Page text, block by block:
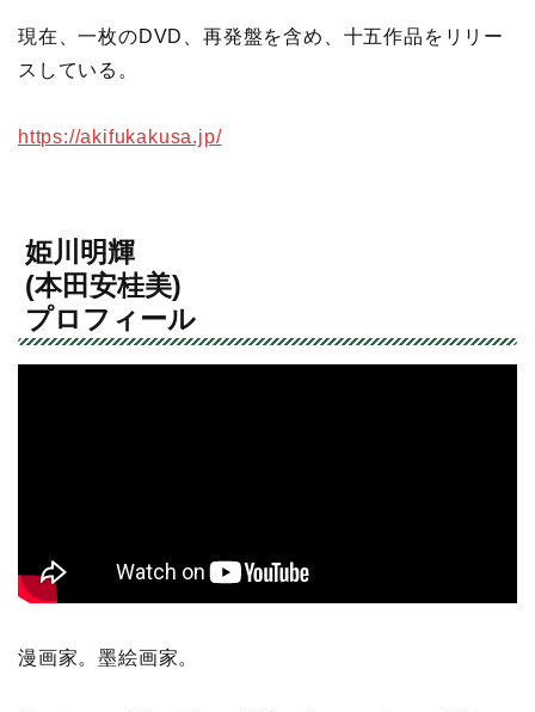
現在、一枚のDVD、再発盤を含め、十五作品をリリー
スしている。
https://akifukakusa.jp/
姫川明輝
(本田安桂美)
プロフィール
漫画家。墨絵画家。